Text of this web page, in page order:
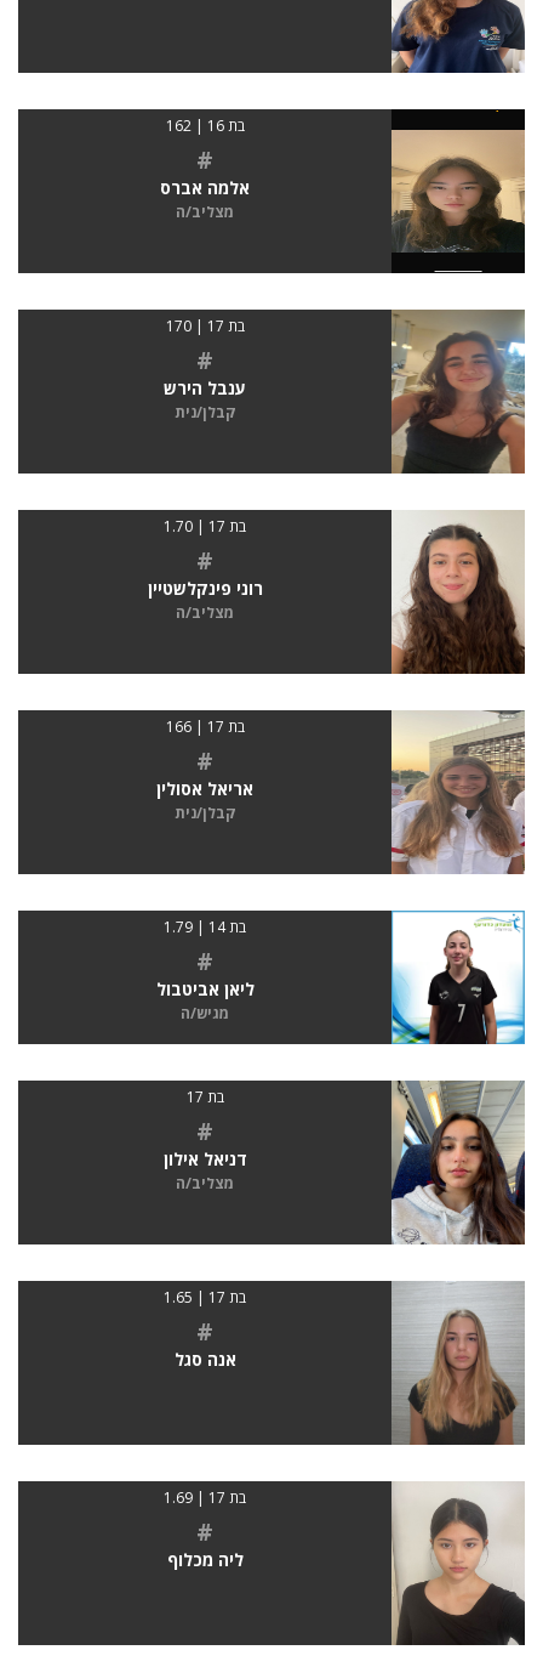
בת 16 | 162
#
אלמה אברס
מצליב/ה
בת 17 | 170
#
ענבל הירש
קבלן/נית
בת 17 | 1.70
#
רוני פינקלשטיין
מצליב/ה
בת 17 | 166
#
אריאל אסולין
קבלן/נית
בת 14 | 1.79
#
ליאן אביטבול
מגיש/ה
בת 17
#
דניאל אילון
מצליב/ה
בת 17 | 1.65
#
אנה סגל
בת 17 | 1.69
#
ליה מכלוף